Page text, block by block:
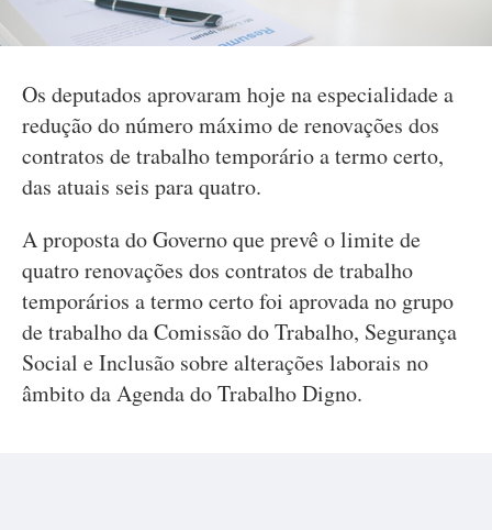
Os deputados aprovaram hoje na especialidade a
redução do número máximo de renovações dos
contratos de trabalho temporário a termo certo,
das atuais seis para quatro.
A proposta do Governo que prevê o limite de
quatro renovações dos contratos de trabalho
temporários a termo certo foi aprovada no grupo
de trabalho da Comissão do Trabalho, Segurança
Social e Inclusão sobre alterações laborais no
âmbito da Agenda do Trabalho Digno.